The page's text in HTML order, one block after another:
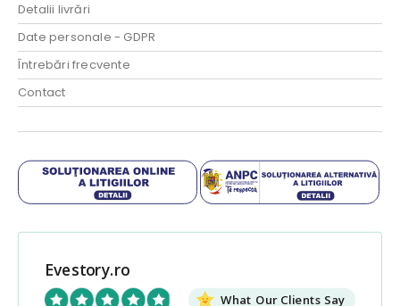
Detalii livrări
Date personale - GDPR
Întrebări frecvente
Contact
Evestory.ro
What Our Clients Say